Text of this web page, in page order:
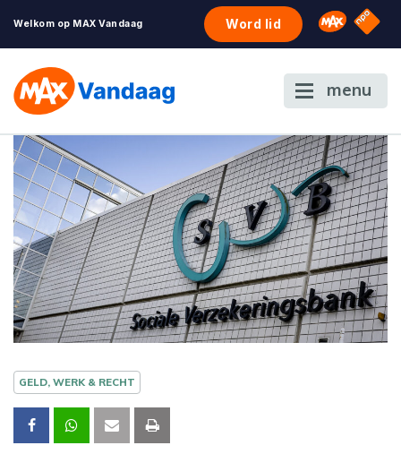
Welkom op MAX Vandaag Word lid Omroep
NPO
menu
GELD, WERK & RECHT